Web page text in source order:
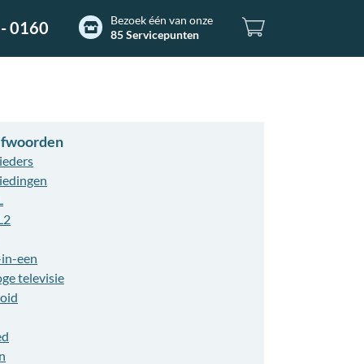
0160
Bezoek één van onze
85 Servicepunten
een
televisie